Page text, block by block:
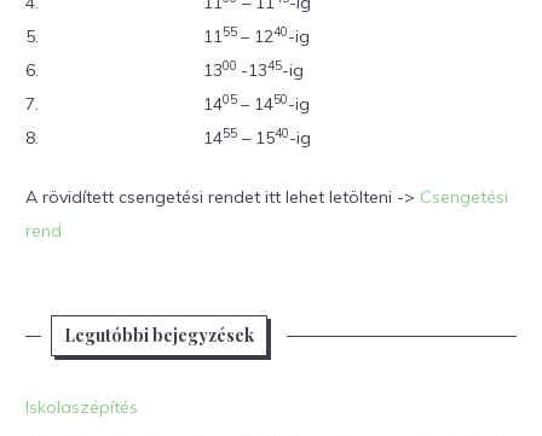
5.
1155 – 1240-ig
6.
1300 -1345-ig
7.
1405 – 1450-ig
8.
1455 – 1540-ig
A rövidített csengetési rendet itt lehet letölteni -> Csengetési
rend
Legutóbbi bejegyzések
Iskolaszépítés